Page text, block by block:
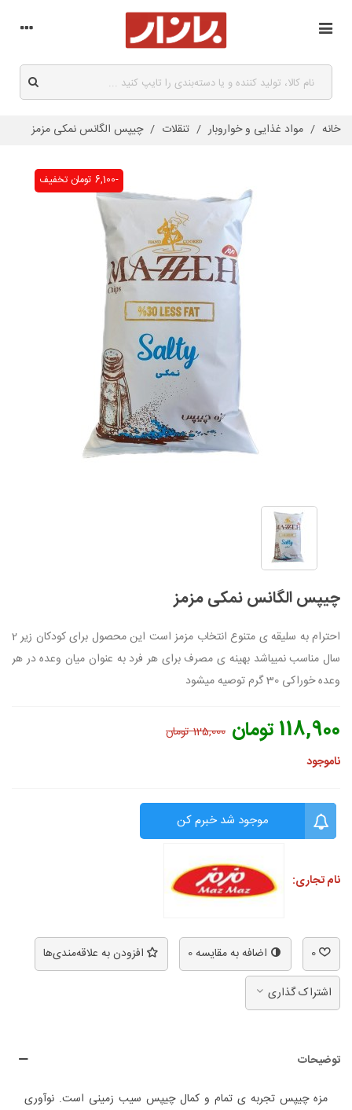
خانه / مواد غذایی و خواروبار / تنقلات / چیپس الگانس نمکی مزمز
تخفیف -6,100 تومان
چیپس الگانس نمکی مزمز
احترام به سلیقه ی متنوع انتخاب مزمز است این محصول برای کودکان زیر 2
سال مناسب نمیباشد بهینه ی مصرف برای هر فرد به عنوان میان وعده در هر
وعده خوراکی 30 گرم توصیه میشود
118,900 تومان
125,000 تومان
ناموجود
موجود شد خبرم کن
نام تجاری:
0 اضافه به مقایسه0 افزودن به علاقه‌مندی‌ها
اشتراک گذاری
توضیحات
مزه چیپس تجربه ی تمام و کمال چیپس سیب زمینی است. نوآوری